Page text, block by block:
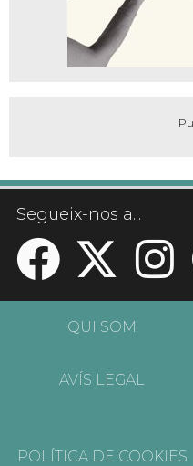
Segueix-nos a...
QUI SOM
AVÍS LEGAL
POLÍTICA DE COOKIES